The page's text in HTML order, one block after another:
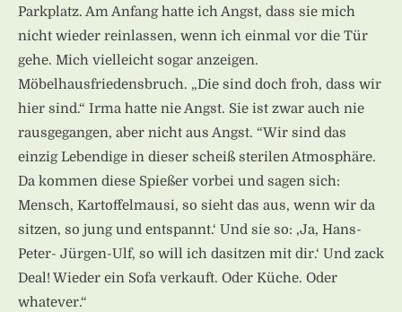
Parkplatz. Am Anfang hatte ich Angst, dass sie mich
nicht wieder reinlassen, wenn ich einmal vor die Tür
gehe. Mich vielleicht sogar anzeigen.
Möbelhausfriedensbruch. „Die sind doch froh, dass wir
hier sind.“ Irma hatte nie Angst. Sie ist zwar auch nie
rausgegangen, aber nicht aus Angst. “Wir sind das
einzig Lebendige in dieser scheiß sterilen Atmosphäre.
Da kommen diese Spießer vorbei und sagen sich:
Mensch, Kartoffelmausi, so sieht das aus, wenn wir da
sitzen, so jung und entspannt.‘ Und sie so: ‚Ja, Hans-
Peter- Jürgen-Ulf, so will ich dasitzen mit dir.‘ Und zack
Deal! Wieder ein Sofa verkauft. Oder Küche. Oder
whatever.“